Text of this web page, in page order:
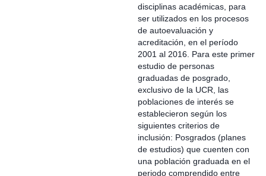
disciplinas académicas, para
ser utilizados en los procesos
de autoevaluación y
acreditación, en el período
2001 al 2016. Para este primer
estudio de personas
graduadas de posgrado,
exclusivo de la UCR, las
poblaciones de interés se
establecieron según los
siguientes criterios de
inclusión: Posgrados (planes
de estudios) que cuenten con
una población graduada en el
periodo comprendido entre